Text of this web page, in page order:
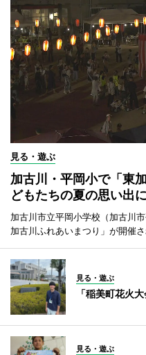
見る・遊ぶ
加古川・平岡小で「東
どもたちの夏の思い出に
加古川市立平岡小学校（加古川
加古川ふれあいまつり」が開催さ
見る・遊ぶ
「稲美町花火
見る・遊ぶ